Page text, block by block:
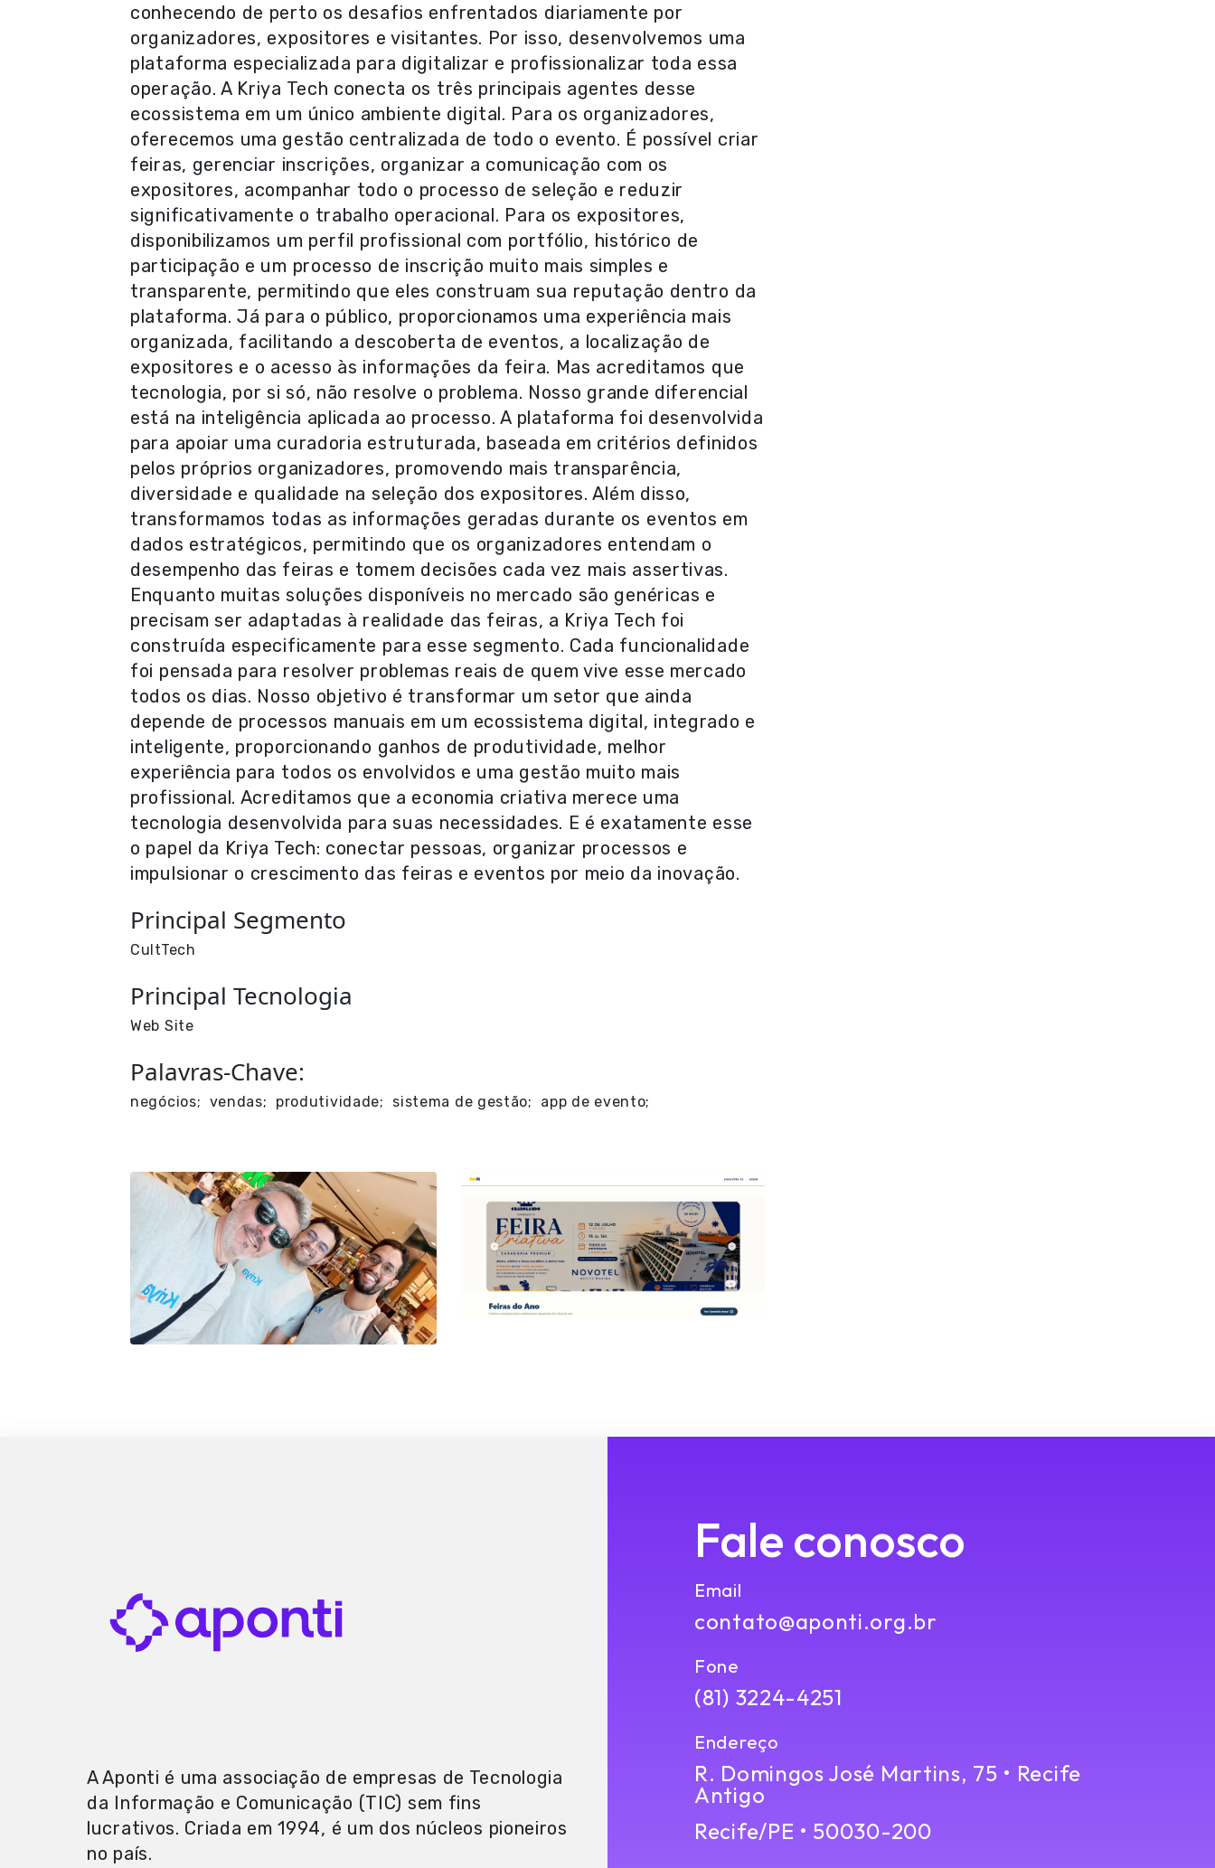
conhecendo de perto os desafios enfrentados diariamente por
organizadores, expositores e visitantes. Por isso, desenvolvemos uma
plataforma especializada para digitalizar e profissionalizar toda essa
operação. A Kriya Tech conecta os três principais agentes desse
ecossistema em um único ambiente digital. Para os organizadores,
oferecemos uma gestão centralizada de todo o evento. É possível criar
feiras, gerenciar inscrições, organizar a comunicação com os
expositores, acompanhar todo o processo de seleção e reduzir
significativamente o trabalho operacional. Para os expositores,
disponibilizamos um perfil profissional com portfólio, histórico de
participação e um processo de inscrição muito mais simples e
transparente, permitindo que eles construam sua reputação dentro da
plataforma. Já para o público, proporcionamos uma experiência mais
organizada, facilitando a descoberta de eventos, a localização de
expositores e o acesso às informações da feira. Mas acreditamos que
tecnologia, por si só, não resolve o problema. Nosso grande diferencial
está na inteligência aplicada ao processo. A plataforma foi desenvolvida
para apoiar uma curadoria estruturada, baseada em critérios definidos
pelos próprios organizadores, promovendo mais transparência,
diversidade e qualidade na seleção dos expositores. Além disso,
transformamos todas as informações geradas durante os eventos em
dados estratégicos, permitindo que os organizadores entendam o
desempenho das feiras e tomem decisões cada vez mais assertivas.
Enquanto muitas soluções disponíveis no mercado são genéricas e
precisam ser adaptadas à realidade das feiras, a Kriya Tech foi
construída especificamente para esse segmento. Cada funcionalidade
foi pensada para resolver problemas reais de quem vive esse mercado
todos os dias. Nosso objetivo é transformar um setor que ainda
depende de processos manuais em um ecossistema digital, integrado e
inteligente, proporcionando ganhos de produtividade, melhor
experiência para todos os envolvidos e uma gestão muito mais
profissional. Acreditamos que a economia criativa merece uma
tecnologia desenvolvida para suas necessidades. E é exatamente esse
o papel da Kriya Tech: conectar pessoas, organizar processos e
impulsionar o crescimento das feiras e eventos por meio da inovação.
Principal Segmento
CultTech
Principal Tecnologia
Web Site
Palavras-Chave:
negócios; vendas; produtividade; sistema de gestão; app de evento;
A Aponti é uma associação de empresas de Tecnologia
da Informação e Comunicação (TIC) sem fins
lucrativos. Criada em 1994, é um dos núcleos pioneiros
no país.
Fale conosco
Email
contato@aponti.org.br
Fone
(81) 3224-4251
Endereço
R. Domingos José Martins, 75 • Recife
Antigo
Recife/PE • 50030-200